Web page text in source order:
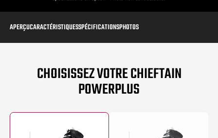
APERÇUCARACTÉRISTIQUESSPÉCIFICATIONSPHOTOS
CHOISISSEZ VOTRE CHIEFTAIN
POWERPLUS